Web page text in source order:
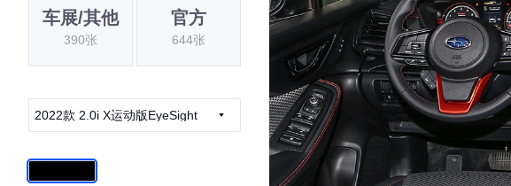
车展/其他
390张
官方
644张
2022款 2.0i X运动版EyeSight